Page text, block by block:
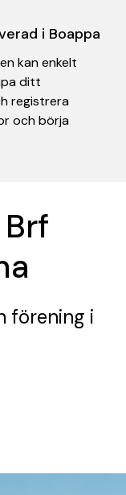
i Boappa
kan enkelt
ditt
registrera
och börja
förening i